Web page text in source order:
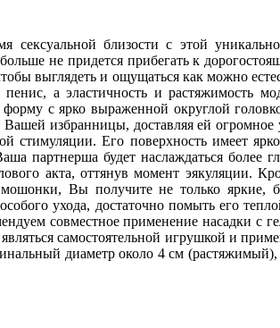
сексуальной близости с этой
не придется прибегать к
выглядеть и ощущаться как можно
а эластичность и растяжимость
с ярко выраженной округлой
избранницы, доставляя ей
стимуляции. Его поверхность имеет
партнерша будет наслаждаться более
акта, оттянув момент эякуляции.
Вы получите не только яркие,
ухода, достаточно помыть его
совместное применение насадки
самостоятельной игрушкой и
диаметр около 4 см